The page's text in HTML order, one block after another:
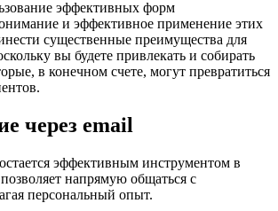
эффективных форм
и эффективное применение этих
существенные преимущества для
вы будете привлекать и собирать
в конечном счете, могут превратиться
через email
эффективным инструментом в
напрямую общаться с
персональный опыт.